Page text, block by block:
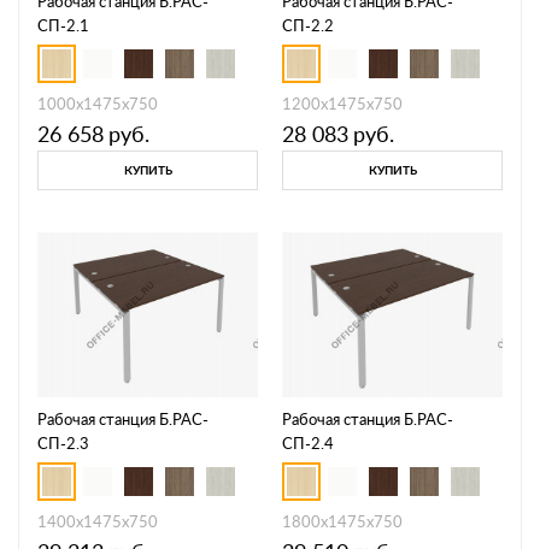
СП-2.1
1000х1475х750
26 658 руб.
КУПИТЬ
СП-2.2
1200х1475х750
28 083 руб.
КУПИТЬ
Рабочая станция Б.РАС-
СП-2.3
1400х1475х750
Рабочая станция Б.РАС-
СП-2.4
1800x1475x750